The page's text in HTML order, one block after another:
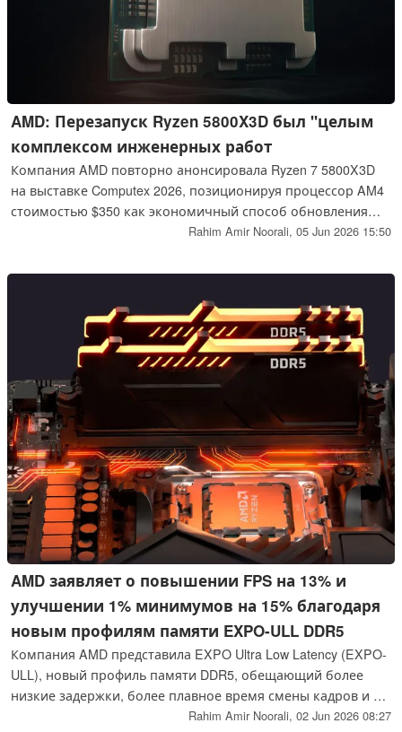
AMD: Перезапуск Ryzen 5800X3D был "целым
комплексом инженерных работ
Компания AMD повторно анонсировала Ryzen 7 5800X3D
на выставке Computex 2026, позиционируя процессор AM4
стоимостью $350 как экономичный способ обновления
для геймеров, все еще использующих системы DDR4.
значительная инженерная работа, включая повторную
после того, как первоначальный метод TSMC стал
недоступен.
Rahim Amir Noorali, 05 Jun 2026 15:50
AMD заявляет о повышении FPS на 13% и
улучшении 1% минимумов на 15% благодаря
новым профилям памяти EXPO-ULL DDR5
Компания AMD представила EXPO Ultra Low Latency (EXPO-
ULL), новый профиль памяти DDR5, обещающий более
низкие задержки, более плавное время смены кадров и до
13% более высокий средний FPS при 15% более низких
Rahim Amir Noorali, 02 Jun 2026 08:27